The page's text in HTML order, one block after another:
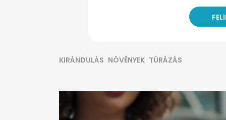
KIRÁNDULÁS NÖVÉNYEK TÚRÁZÁS